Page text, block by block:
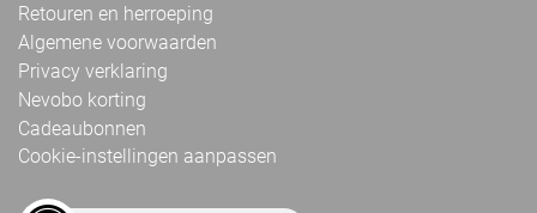
Retouren en herroeping
Algemene voorwaarden
Privacy verklaring
Nevobo korting
Cadeaubonnen
Cookie-instellingen aanpassen